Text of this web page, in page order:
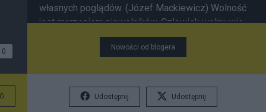
0
własnych poglądów. (Józef Mackiewicz) Wolność
jest marzeniem niewolników. Człowiek wolny wie,
że potrzebuje kryjówki, ochrony i pomocy.
(Nicolas Gomez Davila) Złodziej żegnający się
jest tchórzostwem. (Oswald Spengler) Człowiek
jest zwierzęciem: czasem lepszym, a przeważnie
Nowości od blogera
Udostępnij Udostępnij